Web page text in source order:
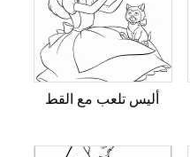
أليس تلعب مع القط